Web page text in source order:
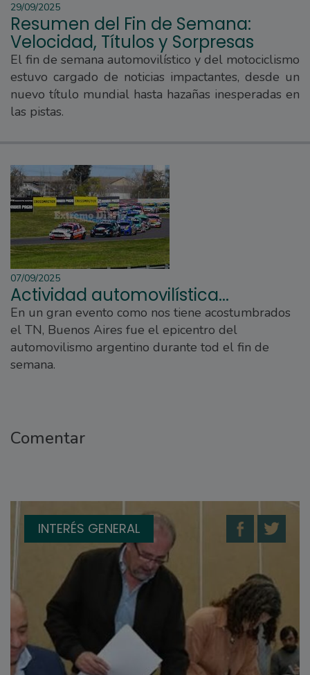
29/09/2025
Resumen del Fin de Semana:
Velocidad, Títulos y Sorpresas
El fin de semana automovilístico y del motociclismo
estuvo cargado de noticias impactantes, desde un
nuevo título mundial hasta hazañas inesperadas en
las pistas.
07/09/2025
Actividad automovilística...
En un gran evento como nos tiene acostumbrados
el TN, Buenos Aires fue el epicentro del
automovilismo argentino durante tod el fin de
semana.
Comentar
INTERÉS GENERAL